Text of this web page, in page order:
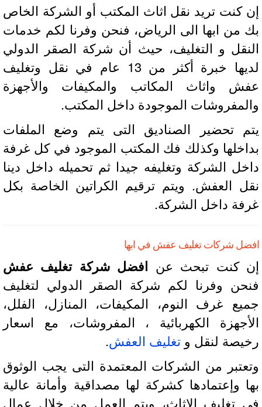
كنت تريد نقل اثاث المكتب أو الشركة الخاص
من ابها الى الرياض، فنحن وفرنا لكم خدمات
و التغليف، حيث أن شركة الصقر الدولي
لديها خبرة أكثر من 13 عام في نقل وتغليف
واثاث المكاتب والمكيفات والأجهزة
الموجودة داخل المكتب.
تحضير الصناديق التى يتم وضع الملفات
وكذلك فك المكتب الموجود في كل غرفة
الشركة وتغليفه جيدا ثم تحميله داخل دينا
العفش. ويتم ترقيم الكراتين الخاصة بكل
داخل الشركة.
شركات تغليف عفش في ابها
كنت تبحث عنافضل شركة تغليف عفش
وفرنا لكم شركة الصقر الدولي لتغليف
غرف النوم، المكيفات، المنازل، الفلل،
الكهربائية ، المفروشات، مع اسعار
لنقل و تغليف العفش.
من الشركات المعتمدة التى يجب الوثوق
وإعتمادها كشركة لها مصداقية وأمانة عالية
تغليف الاثاث، ويتم العمل من خلال عمال